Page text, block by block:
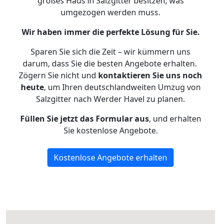
umgezogen werden muss.
Wir haben immer die perfekte Lösung für Sie.
Sparen Sie sich die Zeit – wir kümmern uns
darum, dass Sie die besten Angebote erhalten.
Zögern Sie nicht und kontaktieren Sie uns noch
heute, um Ihren deutschlandweiten Umzug von
Salzgitter nach Werder Havel zu planen.
Füllen Sie jetzt das Formular aus, und erhalten
Sie kostenlose Angebote.
Kostenlose Angebote erhalten